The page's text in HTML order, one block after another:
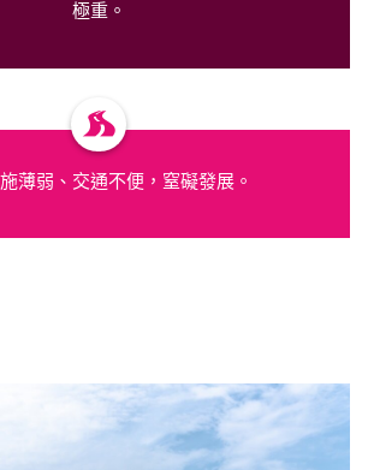
極重。
薄弱、交通不便，窒礙發展。